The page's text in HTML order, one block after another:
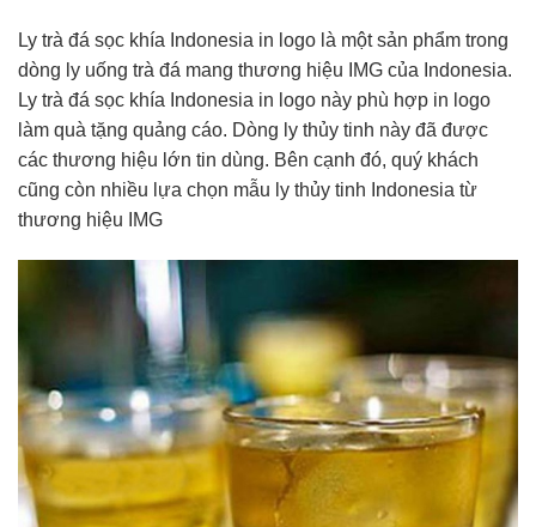
Ly trà đá sọc khía Indonesia in logo là một sản phẩm trong
dòng ly uống trà đá mang thương hiệu IMG của Indonesia.
Ly trà đá sọc khía Indonesia in logo này phù hợp in logo
làm quà tặng quảng cáo. Dòng ly thủy tinh này đã được
các thương hiệu lớn tin dùng. Bên cạnh đó, quý khách
cũng còn nhiều lựa chọn mẫu ly thủy tinh Indonesia từ
thương hiệu IMG